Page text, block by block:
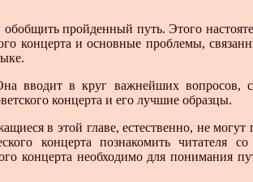
пройденный путь. Этого
концерта и основные проблемы,
вводит в круг важнейших вопросов,
концерта и его лучшие образцы.
в этой главе, естественно, не могут
концерта познакомить читателя
концерта необходимо для понимания